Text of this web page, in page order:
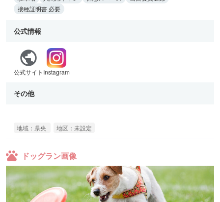
接種証明書 必要
公式情報
公式サイト Instagram
その他
地域：県央 地区：未設定
ドッグラン画像